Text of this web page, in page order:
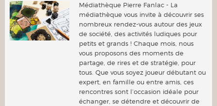
Médiathèque Pierre Fanlac - La
médiathèque vous invite à découvrir ses
nombreux rendez-vous autour des jeux
de société, des activités ludiques pour
petits et grands ! Chaque mois, nous
vous proposons des moments de
partage, de rires et de stratégie, pour
tous. Que vous soyez joueur débutant ou
expert, en famille ou entre amis, ces
rencontres sont l’occasion idéale pour
échanger, se détendre et découvrir de